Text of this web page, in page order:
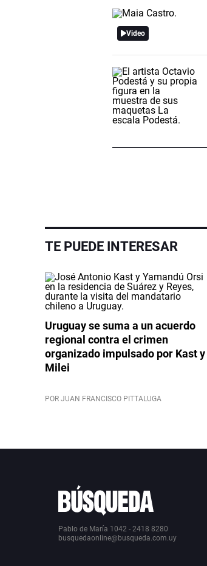
Video
TE PUEDE INTERESAR
Uruguay se suma a un acuerdo
regional contra el crimen
organizado impulsado por Kast y
Milei
POR JUAN FRANCISCO PITTALUGA
Pablo de María 1042 - 2418 8280
busquedaonline@busqueda.com.uy